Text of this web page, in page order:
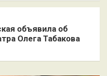
объявила об
Олега Табакова